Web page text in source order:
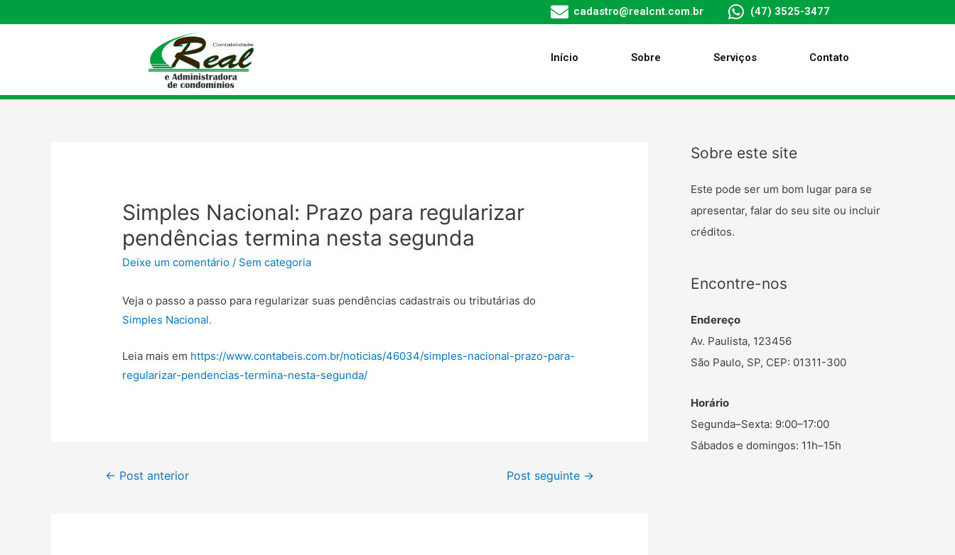
cadastro@realcnt.com.br (47) 3525-3477
Início Sobre Serviços Contato
Simples Nacional: Prazo para regularizar
pendências termina nesta segunda
Deixe um comentário / Sem categoria
Veja o passo a passo para regularizar suas pendências cadastrais ou tributárias do
Simples Nacional.
Leia mais em https://www.contabeis.com.br/noticias/46034/simples-nacional-prazo-para-
regularizar-pendencias-termina-nesta-segunda/
← Post anterior Post seguinte →
Sobre este site
Este pode ser um bom lugar para se
apresentar, falar do seu site ou incluir
créditos.
Encontre-nos
Endereço
Av. Paulista, 123456
São Paulo, SP, CEP: 01311-300
Horário
Segunda–Sexta: 9:00–17:00
Sábados e domingos: 11h–15h